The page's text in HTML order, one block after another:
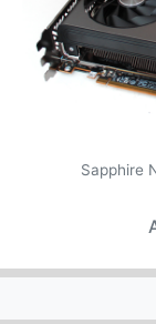
Sapphire